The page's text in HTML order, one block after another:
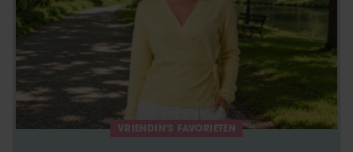
VRIENDIN'S FAVORIETEN